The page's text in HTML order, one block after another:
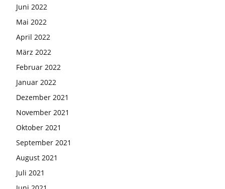
Juni 2022
Mai 2022
April 2022
März 2022
Februar 2022
Januar 2022
Dezember 2021
November 2021
Oktober 2021
September 2021
August 2021
Juli 2021